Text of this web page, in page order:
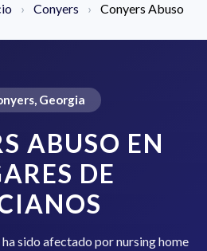
› Conyers ›
Conyers Abuso
Georgia
ABUSO EN
DE
sido afectado por nursing home